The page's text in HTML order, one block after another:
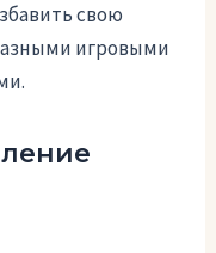
свою
игровыми